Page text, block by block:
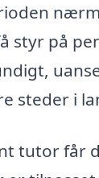
styr på
steder i
tutor får